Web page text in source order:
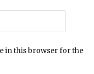
in this browser for the